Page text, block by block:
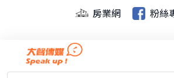
房業網 粉絲